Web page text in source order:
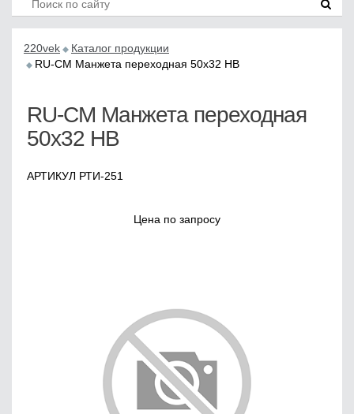
220vek
Каталог продукции
RU-СМ Манжета переходная 50х32 НВ
RU-СМ Манжета переходная
50х32 НВ
АРТИКУЛ РТИ-251
Цена по запросу